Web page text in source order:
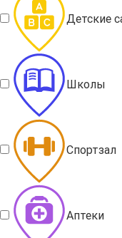
Детские
Школы
Спортзал
Аптеки